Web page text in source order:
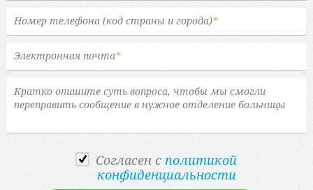
Номер телефона (код страны и города)*
Электронная почта*
Cогласен с политикой
конфиденциальности